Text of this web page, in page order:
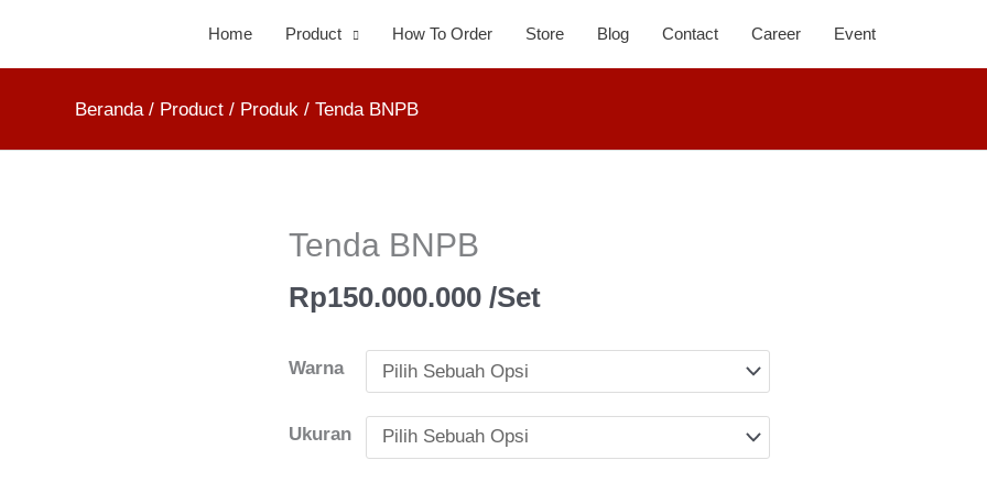
Home Product How To Order Store Blog Contact Career Event
Beranda Product Produk Tenda BNPB
Tenda BNPB
Rp150.000.000 /Set
Warna
Ukuran
Kuantitas
BNPB